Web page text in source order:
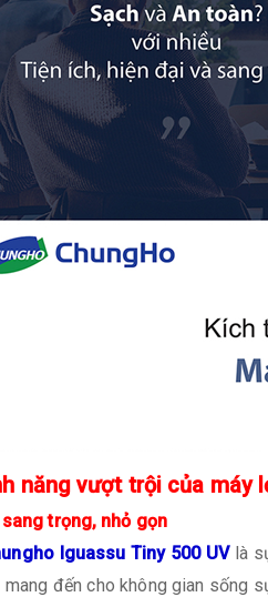
năng vượt trội của máy
trọng, nhỏ gọn
Iguassu Tiny 500 UVlà
mang đến cho không gian sống